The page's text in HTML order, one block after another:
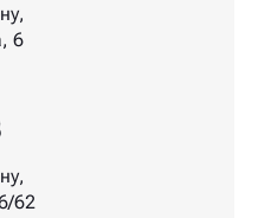
62
6